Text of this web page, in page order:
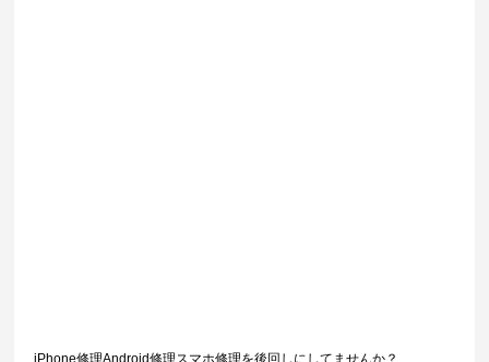
iPhone修理Android修理スマホ修理を後回しにしてませんか？